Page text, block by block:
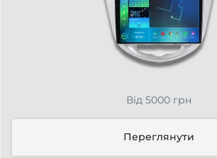
Від 5000 грн
Переглянути